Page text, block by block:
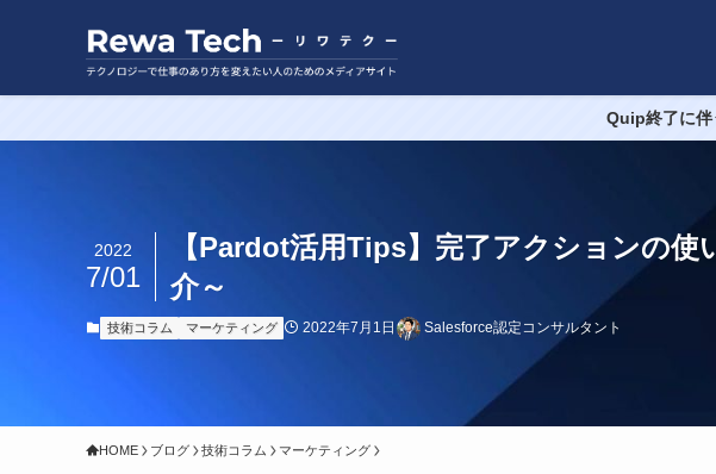
Quip終了に伴
【Pardot活用Tips】完了アクションの
介～
2022
7/01
技術コラム マーケティング 2022年7月1日 Salesforce認定コンサルタント
HOME ブログ 技術コラム マーケティング